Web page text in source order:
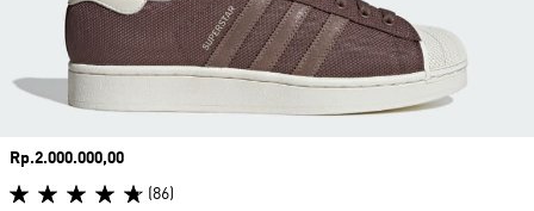
Harga
Rp.2.000.000,00
(86)